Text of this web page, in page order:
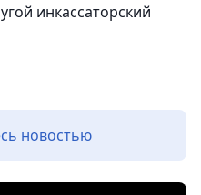
инкассаторский
новостью